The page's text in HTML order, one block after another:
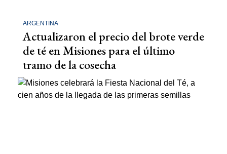
ARGENTINA
Actualizaron el precio del brote verde
de té en Misiones para el último
tramo de la cosecha